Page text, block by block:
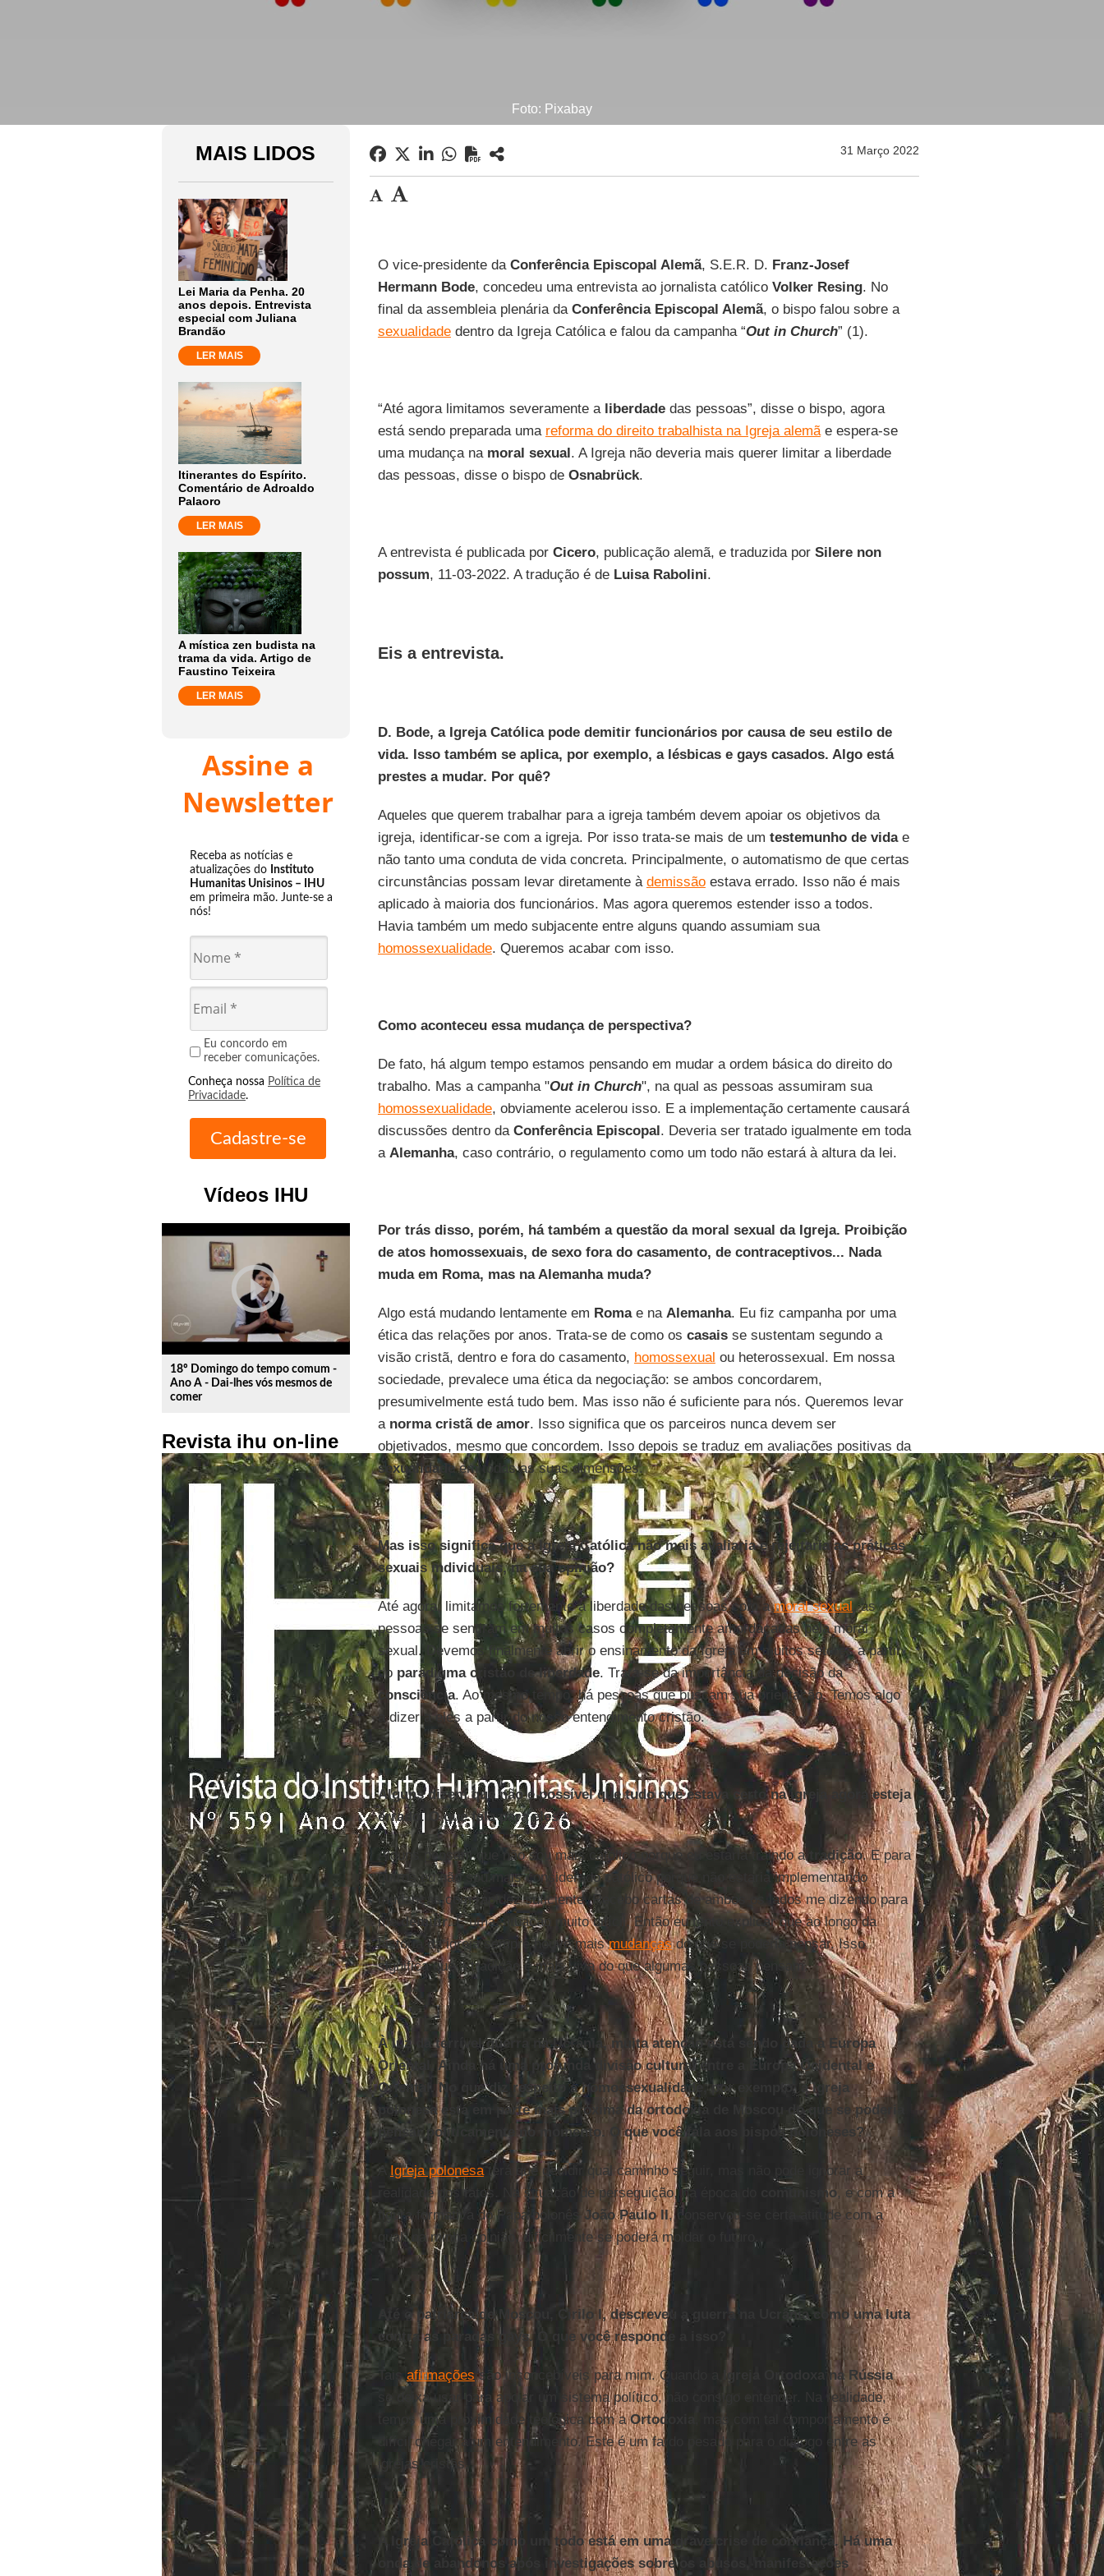
Foto: Pixabay
MAIS LIDOS
Lei Maria da Penha. 20
anos depois. Entrevista
especial com Juliana
Brandão
LER MAIS
Itinerantes do Espírito.
Comentário de Adroaldo
Palaoro
LER MAIS
A mística zen budista na
trama da vida. Artigo de
Faustino Teixeira
LER MAIS
Assine a
Newsletter
Receba as notícias e
atualizações do Instituto
Humanitas Unisinos – IHU
em primeira mão. Junte-se a
nós!
Eu concordo em
receber comunicações.
Conheça nossa Política de
Privacidade.
Vídeos IHU
play_circle_outline
18º Domingo do tempo comum -
Ano A - Dai-lhes vós mesmos de
comer
Revista ihu on-line
31 Março 2022
O vice-presidente da Conferência Episcopal Alemã, S.E.R. D. Franz-Josef
Hermann Bode, concedeu uma entrevista ao jornalista católico Volker Resing. No
final da assembleia plenária da Conferência Episcopal Alemã, o bispo falou sobre a
sexualidadedentro da Igreja Católica e falou da campanha “Out in Church” (1).
“Até agora limitamos severamente a liberdadedas pessoas”, disse o bispo, agora
está sendo preparada uma reforma do direito trabalhista na Igreja alemãe espera-se
uma mudança na moral sexual. A Igreja não deveria mais querer limitar a liberdade
das pessoas, disse o bispo de Osnabrück.
A entrevista é publicada por Cicero, publicação alemã, e traduzida por Silere non
possum, 11-03-2022. A tradução é de Luisa Rabolini.
Eis a entrevista.
D. Bode, a Igreja Católica pode demitir funcionários por causa de seu estilo de
vida. Isso também se aplica, por exemplo, a lésbicas e gays casados. Algo está
prestes a mudar. Por quê?
Aqueles que querem trabalhar para a igreja também devem apoiar os objetivos da
igreja, identificar-se com a igreja. Por isso trata-se mais de um testemunho de vidae
não tanto uma conduta de vida concreta. Principalmente, o automatismo de que certas
circunstâncias possam levar diretamente à demissãoestava errado. Isso não é mais
aplicado à maioria dos funcionários. Mas agora queremos estender isso a todos.
Havia também um medo subjacente entre alguns quando assumiam sua
homossexualidade. Queremos acabar com isso.
Como aconteceu essa mudança de perspectiva?
De fato, há algum tempo estamos pensando em mudar a ordem básica do direito do
trabalho. Mas a campanha "Out in Church", na qual as pessoas assumiram sua
homossexualidade, obviamente acelerou isso. E a implementação certamente causará
discussões dentro da Conferência Episcopal. Deveria ser tratado igualmente em toda
a Alemanha, caso contrário, o regulamento como um todo não estará à altura da lei.
Por trás disso, porém, há também a questão da moral sexual da Igreja. Proibição
de atos homossexuais, de sexo fora do casamento, de contraceptivos... Nada
muda em Roma, mas na Alemanha muda?
Algo está mudando lentamente em Romae na Alemanha. Eu fiz campanha por uma
ética das relações por anos. Trata-se de como os casaisse sustentam segundo a
visão cristã, dentro e fora do casamento, homossexual ou heterossexual. Em nossa
sociedade, prevalece uma ética da negociação: se ambos concordarem,
presumivelmente está tudo bem. Mas isso não é suficiente para nós. Queremos levar
a norma cristã de amor. Isso significa que os parceiros nunca devem ser
objetivados, mesmo que concordem. Isso depois se traduz em avaliações positivas da
sexualidadeem todas as suas dimensões.
Mas isso significa que a Igreja Católica não mais avaliaria e rejeitaria as práticas
sexuais individuais, na sua opinião?
Até agora, limitamos fortemente a liberdade das pessoas com amoral sexual, as
pessoas se sentiram em muitos casos completamente amordaçadas pela moral
sexual. Devemos finalmente abrir o ensinamento da Igreja em muitos setores a partir
do paradigma cristão de liberdade. Trata-se da importância da decisão da
consciência. Ao mesmo tempo, há pessoas que buscam sua orientação. Temos algo
a dizer a eles a partir do nosso entendimento cristão.
Alguns dizem que não é possível que tudo que estava certo na igreja agora esteja
errado. O que fala para eles?
Alguns pensam que não sou mais católico porque eu estaria traindo a tradição. E para
outros eu não sou mais considerado católico porque não estaria implementando
mudanças com rapidez suficiente. Recebo cartas de ambos os lados me dizendo para
medemitir. É uma situação muito difícil. Então eu tento explicar que ao longo da
história da igreja sempre houve maismudançasdo que se poderia pensar. Isso
significa que a tradição é mais viva do que algumas pessoas pensam.
À luz da terrível guerra na Ucrânia, muita atenção está sendo dada à Europa
Oriental. Ainda há uma profunda divisão cultural entre a Europa Ocidental e
Oriental. No que diz respeito à homossexualidade, por exemplo, a Igreja
polonesa está em parte mais próxima da ortodoxia de Moscou do que se poderia
pensar politicamente no momento. O que você fala aos bispos poloneses?
A Igreja polonesaterá que decidir qual caminho seguir, mas não pode ignorar a
realidade dos fatos. Na situação de perseguição, na época do
comunismo, e com a
figura formativa do Papa polonês João Paulo II, conservou-se certa atitude com a
qual, na minha opinião, dificilmente se poderá moldar o futuro.
Até o patriarca de Moscou, Cirilo I, descreveu a guerra na Ucrânia como uma luta
contra as paradas gays. O que você responde a isso?
Taisafirmações são inconcebíveis para mim. Quando a
Igreja Ortodoxa na Rússia
se deixa usar para apoiar um sistema político, não consigo entender. Na realidade,
temos uma proximidade teológica com aOrtodoxia
, mas com tal comportamento é
difícil chegar a um entendimento. Este é um fardo pesado para o diálogo entre as
igrejas cristãs.
A Igreja Católica como um todo está em uma grave crise de confiança. Há uma
onda de abandonos após investigações sobre os abusos, manifestações